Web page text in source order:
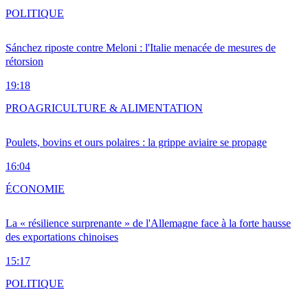
Sánchez riposte contre Meloni : l'Italie menacée de mesures de
rétorsion
19:18
POLITIQUE
Poulets, bovins et ours polaires : la grippe aviaire se propage
16:04
PROAGRICULTURE & ALIMENTATION
La « résilience surprenante » de l'Allemagne face à la forte hausse
des exportations chinoises
15:17
ÉCONOMIE
POLITIQUE